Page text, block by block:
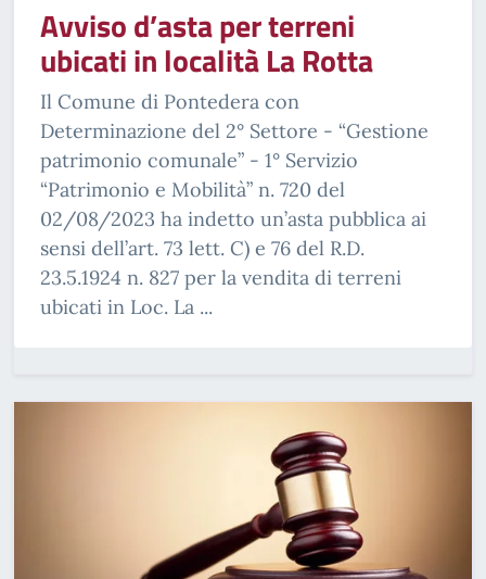
Avviso d’asta per terreni
ubicati in località La Rotta
Il Comune di Pontedera con
Determinazione del 2° Settore - “Gestione
patrimonio comunale” - 1° Servizio
“Patrimonio e Mobilità” n. 720 del
02/08/2023 ha indetto un’asta pubblica ai
sensi dell’art. 73 lett. C) e 76 del R.D.
23.5.1924 n. 827 per la vendita di terreni
ubicati in Loc. La ...